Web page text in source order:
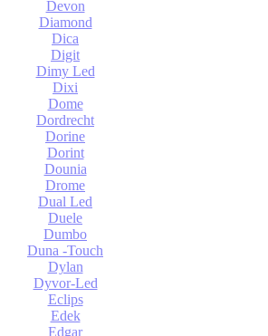
Devon
Diamond
Dica
Digit
Dimy Led
Dixi
Dome
Dordrecht
Dorine
Dorint
Dounia
Drome
Dual Led
Duele
Dumbo
Duna -Touch
Dylan
Dyvor-Led
Eclips
Edek
Edgar